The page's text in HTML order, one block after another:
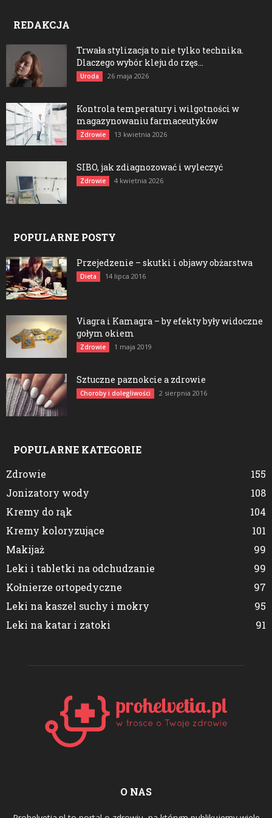
REDAKCJA
Trwała stylizacja to nie tylko technika.
Dlaczego wybór kleju do rzęs...
Uroda 26 maja 2026
Kontrola temperatury i wilgotności w
magazynowaniu farmaceutyków
Zdrowie 13 kwietnia 2026
SIBO, jak zdiagnozować i wyleczyć
Zdrowie 4 kwietnia 2026
POPULARNE POSTY
Przejedzenie – skutki i objawy obżarstwa
Dieta 14 lipca 2016
Viagra i Kamagra – by efekty były widoczne
gołym okiem
Zdrowie 1 maja 2019
Sztuczne paznokcie a zdrowie
Choroby i dolegliwości 2 sierpnia 2016
POPULARNE KATEGORIE
Zdrowie
155
Jonizatory wody
108
Kremy do rąk
104
Kremy koloryzujące
101
Makijaż
99
Leki i tabletki na odchudzanie
99
Kołnierze ortopedyczne
97
Leki na kaszel suchy i mokry
95
Leki na katar i zatoki
91
O NAS